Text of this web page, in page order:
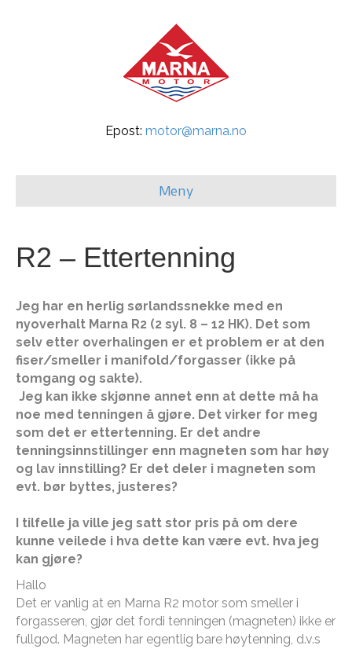
Epost: motor@marna.no
Meny
R2 – Ettertenning
Jeg har en herlig sørlandssnekke med en
nyoverhalt Marna R2 (2 syl. 8 – 12 HK). Det som
selv etter overhalingen er et problem er at den
fiser/smeller i manifold/forgasser (ikke på
tomgang og sakte).
Jeg kan ikke skjønne annet enn at dette må ha
noe med tenningen å gjøre. Det virker for meg
som det er ettertenning. Er det andre
tenningsinnstillinger enn magneten som har høy
og lav innstilling? Er det deler i magneten som
evt. bør byttes, justeres?
I tilfelle ja ville jeg satt stor pris på om dere
kunne veilede i hva dette kan være evt. hva jeg
kan gjøre?
Hallo
Det er vanlig at en Marna R2 motor som smeller i
forgasseren, gjør det fordi tenningen (magneten) ikke er
fullgod. Magneten har egentlig bare høytenning, d.v.s